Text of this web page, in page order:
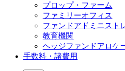
プロップ・ファーム
ファミリーオフィス
ファンドアドミニスト
教育機関
ヘッジファンドアロケ
手数料・諸費用